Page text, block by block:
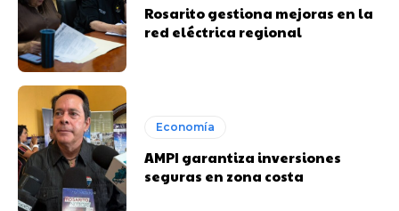
Rosarito gestiona mejoras en la
red eléctrica regional
Economía
AMPI garantiza inversiones
seguras en zona costa